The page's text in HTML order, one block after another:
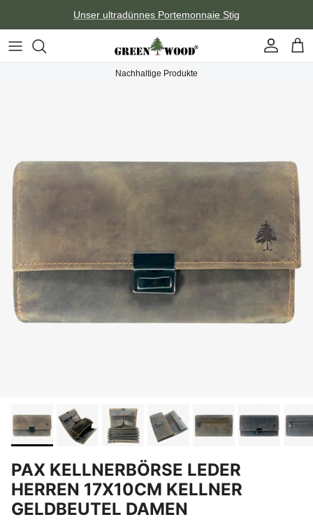
Unser ultradünnes Portemonnaie Stig
Konto
Nachhaltige Produkte
PAX KELLNERBÖRSE LEDER
HERREN 17X10CM KELLNER
GELDBEUTEL DAMEN